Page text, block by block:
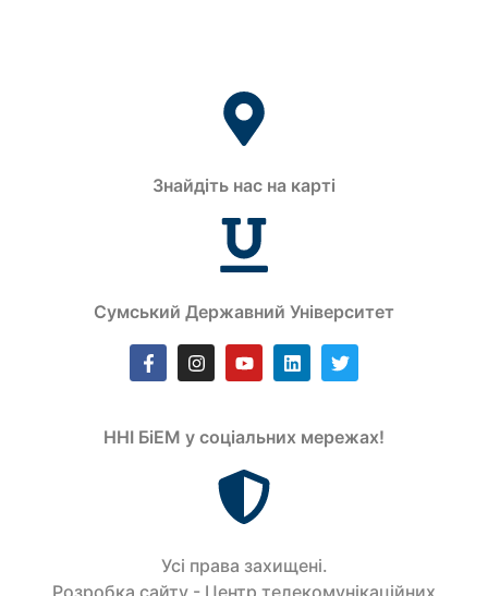
Знайдіть нас на карті
Сумський Державний Університет
ННІ БіЕМ у соціальних мережах!
Усi права захищенi.